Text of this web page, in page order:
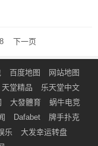
下一页
百度地图
网站地图
天堂精品
乐天堂中文
大發體育
蜗牛电竞
Dafabet
牌手扑克
乐
大发幸运转盘